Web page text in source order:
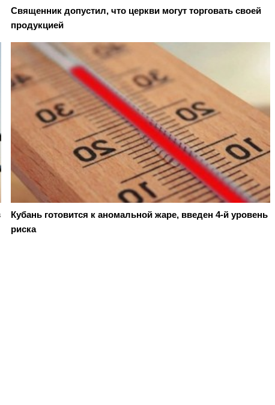
Священник допустил, что церкви могут торговать своей
продукцией
Кубань готовится к аномальной жаре, введен 4-й уровень
риска